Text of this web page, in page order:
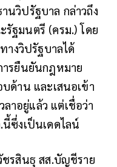
นวิปรัฐบาล กล่าวถึง
ฐมนตรี (ครม.) โดย
างวิปรัฐบาลได้
ารยืนยันกฎหมาย
ด้าน และเสนอเข้า
าอยู่แล้ว แต่เชื่อว่า
ซึ่งเป็นเดดไลน์
รสินธุ สส.บัญชีราย